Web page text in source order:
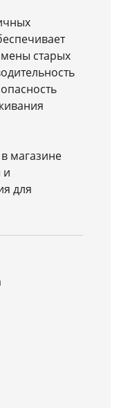
старых
магазине
и
для